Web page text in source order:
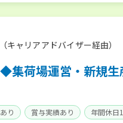
ャリアアドバイザー経由）
集荷場運営・新規
り 賞与実績あり 年間休日